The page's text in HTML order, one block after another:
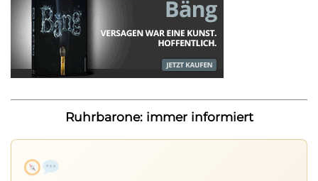
Ruhrbarone: immer informiert